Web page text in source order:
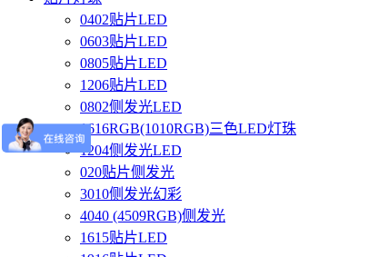
0402贴片LED
0603贴片LED
0805贴片LED
1206贴片LED
0802侧发光LED
1616RGB(1010RGB)三色LED灯珠
1204侧发光LED
020贴片侧发光
3010侧发光幻彩
4040 (4509RGB)侧发光
1615贴片LED